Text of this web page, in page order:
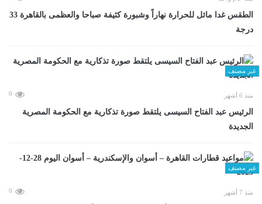
الطقس غدا مائل للحرارة نهاراً وشبورة كثيفة صباحا والعظمى بالقاهرة 33
درجة
غير مصنف
منذ 6 أشهر 0
الرئيس عبد الفتاح السيسى يلتقط صورة تذكارية مع الحكومة المصرية
الجديدة
غير مصنف
منذ 7 أشهر 0